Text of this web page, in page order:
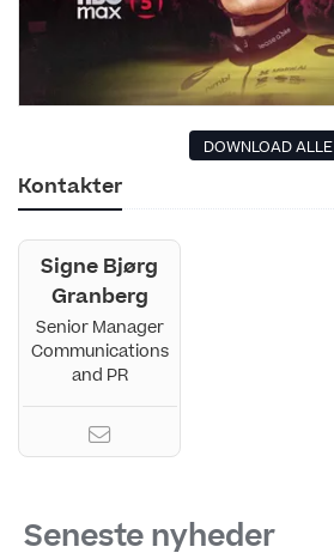
DOWNLOAD ALLE
Kontakter
Signe Bjørg
Granberg
Senior Manager
Communications
and PR
Seneste nyheder